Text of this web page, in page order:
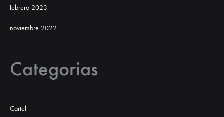
febrero 2023
noviembre 2022
Categorias
Cartel